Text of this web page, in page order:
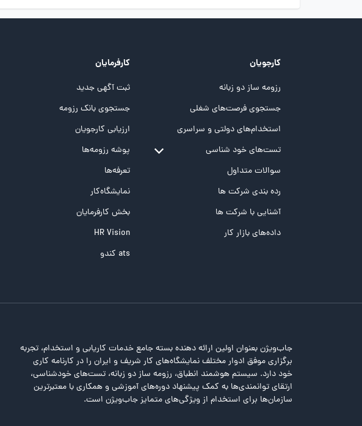
کارجویان
رزومه ساز دو زبانه
جستجوی فرصت‌های شغلی
استخدام‌های دولتی و سراسری
تست‌های خود شناسی
تست MBTI
تست تیپ سنجی شغلی Holland
تست NEO
تست هوش های چندگانه
سوالات متداول
رده بندی شرکت ها
آشنایی با شرکت ها
داده‌های بازار کار
کارفرمایان
ثبت آگهی جدید
جستجوی بانک رزومه
ارزیابی کارجویان
پوشه‌‌ رزومه‌ها
تعرفه‌ها
نمایشگاه‌کار
بخش کارفرمایان
HR Vision
ats کندو
جاب‌ویژن بعنوان اولین ارائه دهنده بسته جامع خدمات کاریابی و استخدام، تجربه
برگزاری موفق ادوار مختلف نمایشگاه‌های کار شریف و ایران را در کارنامه کاری
خود دارد. سیستم هوشمند انطباق، رزومه ساز دو زبانه، تست‌های خودشناسی،
ارتقای توانمندی‌ها به کمک پیشنهاد دوره‌های آموزشی و همکاری با معتبرترین
سازمان‌ها برای استخدام از ویژگی‌های متمایز جاب‌ویژن است.